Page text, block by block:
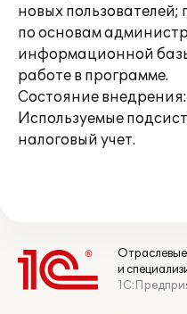
новых
по основам
информационной
работе в программе.
Состояние
Используемые
налоговый учет.
Отраслевые
и